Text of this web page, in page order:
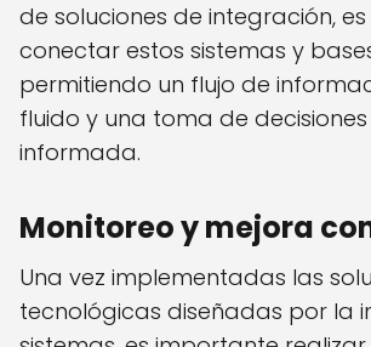
de soluciones de integración,
conectar estos sistemas y
permitiendo un flujo de
fluido y una toma de
informada.
Monitoreo y mejora
Una vez implementadas las
tecnológicas diseñadas por la